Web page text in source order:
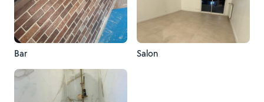
Bar Salon